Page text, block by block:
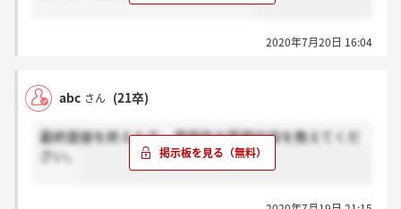
2020年7月20日 16:04
abc さん (21卒)
最終面接を終えた方、雰囲気や質問内容を教えてくだ
さい。